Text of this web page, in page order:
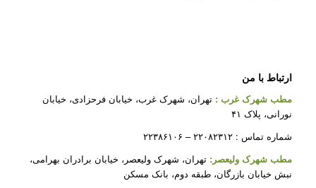
ارتباط با من
مطب شهرک غرب : تهران، شهرک غرب، خیابان فرحزادی، خیابان
نورانی، پلاک ۴۱
شماره تماس : ۲۲۰۸۲۳۱۲ – ۲۲۳۸۶۱۰۶
مطب شهرک ولیعصر: تهران، شهرک ولیعصر، خیابان برادران بهرامی،
نبش خیابان بازرگان، طبقه دوم، بانک مسکن